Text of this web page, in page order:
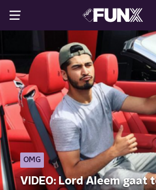
OMG
VIDEO: Lord Aleem gaat